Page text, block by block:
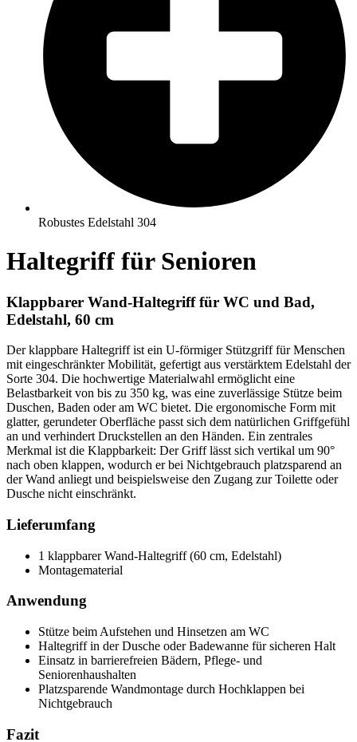
Robustes Edelstahl 304
Haltegriff für Senioren
Klappbarer Wand-Haltegriff für WC und Bad,
Edelstahl, 60 cm
Der klappbare Haltegriff ist ein U-förmiger Stützgriff für Menschen
mit eingeschränkter Mobilität, gefertigt aus verstärktem Edelstahl der
Sorte 304. Die hochwertige Materialwahl ermöglicht eine
Belastbarkeit von bis zu 350 kg, was eine zuverlässige Stütze beim
Duschen, Baden oder am WC bietet. Die ergonomische Form mit
glatter, gerundeter Oberfläche passt sich dem natürlichen Griffgefühl
an und verhindert Druckstellen an den Händen. Ein zentrales
Merkmal ist die Klappbarkeit: Der Griff lässt sich vertikal um 90°
nach oben klappen, wodurch er bei Nichtgebrauch platzsparend an
der Wand anliegt und beispielsweise den Zugang zur Toilette oder
Dusche nicht einschränkt.
Lieferumfang
1 klappbarer Wand-Haltegriff (60 cm, Edelstahl)
Montagematerial
Anwendung
Stütze beim Aufstehen und Hinsetzen am WC
Haltegriff in der Dusche oder Badewanne für sicheren Halt
Einsatz in barrierefreien Bädern, Pflege- und
Seniorenhaushalten
Platzsparende Wandmontage durch Hochklappen bei
Nichtgebrauch
Fazit